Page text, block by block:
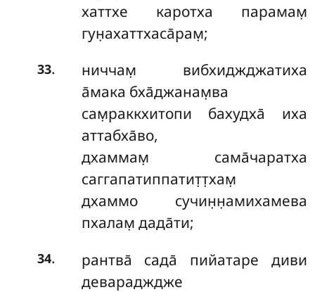
хаттхе каротха парамам̣
гун̣ахаттхаса̄рам̣;
33.
ниччам̣ вибхиджджатиха
а̄мака бха̄джанам̣ва
сам̣раккхитопи бахудха̄ иха
аттабха̄во,
дхаммам̣ сама̄чаратха
саггапатиппатит̣т̣хам̣
дхаммо сучин̣н̣амихамева
пхалам̣ дада̄ти;
34.
рантва̄ сада̄ пийатаре диви
деварадждже